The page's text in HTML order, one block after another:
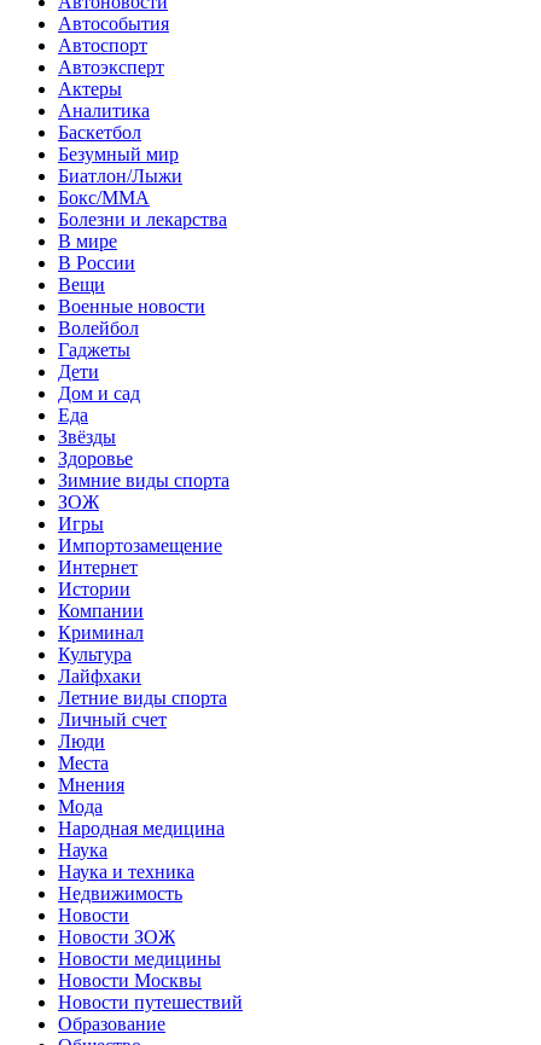
Автособытия
Автоспорт
Автоэксперт
Актеры
Аналитика
Баскетбол
Безумный мир
Биатлон/Лыжи
Бокс/MMA
Болезни и лекарства
В мире
В России
Вещи
Военные новости
Волейбол
Гаджеты
Дети
Дом и сад
Еда
Звёзды
Здоровье
Зимние виды спорта
ЗОЖ
Игры
Импортозамещение
Интернет
Истории
Компании
Криминал
Культура
Лайфхаки
Летние виды спорта
Личный счет
Люди
Места
Мнения
Мода
Народная медицина
Наука
Наука и техника
Недвижимость
Новости
Новости ЗОЖ
Новости медицины
Новости Москвы
Новости путешествий
Образование